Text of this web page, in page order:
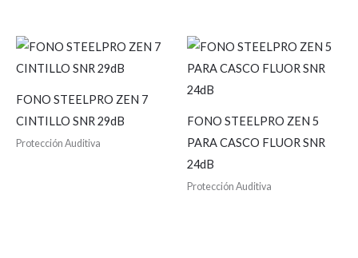
FONO STEELPRO ZEN 7
CINTILLO SNR 29dB
Protección Auditiva
FONO STEELPRO ZEN 5
PARA CASCO FLUOR SNR
24dB
Protección Auditiva